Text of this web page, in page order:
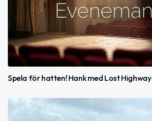
Spela för hatten! Hank med Lost Highway